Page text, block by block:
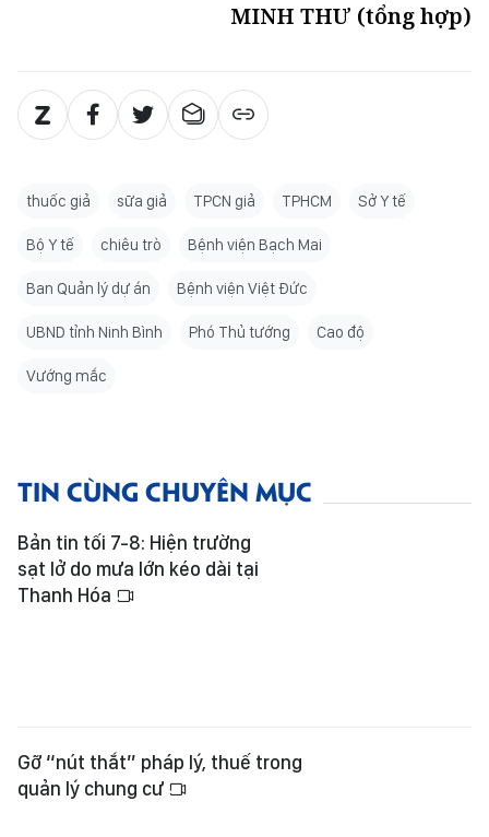
MINH THƯ (tổng hợp)
thuốc giả sữa giả TPCN giả TPHCM Sở Y tế
Bộ Y tế chiêu trò Bệnh viện Bạch Mai
Ban Quản lý dự án Bệnh viện Việt Đức
UBND tỉnh Ninh Bình Phó Thủ tướng Cao độ
Vướng mắc
TIN CÙNG CHUYÊN MỤC
Bản tin tối 7-8: Hiện trường
sạt lở do mưa lớn kéo dài tại
Thanh Hóa
Gỡ “nút thắt” pháp lý, thuế trong
quản lý chung cư